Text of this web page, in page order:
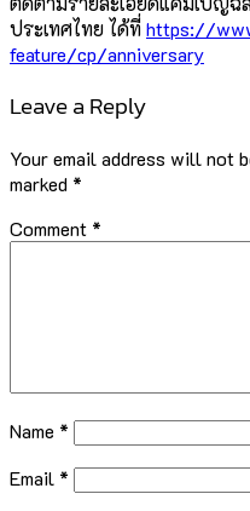
ประเทศไทย ได้ที่https://
feature/cp/anniversary
Leave a Reply
Your email address will not
marked *
Comment *
Name *
Email *